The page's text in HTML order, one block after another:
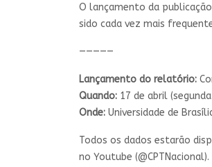
O lançamento da
sido cada vez mais
—————
Lançamento do relatório:
Quando: 17 de abril
Onde: Universidade de
Todos os dados estarão
no Youtube (@CPTNacional).